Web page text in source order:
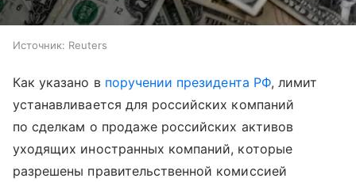
Источник: Reuters
Как указано в поручении президента РФ, лимит
устанавливается для российских компаний
по сделкам о продаже российских активов
уходящих иностранных компаний, которые
разрешены правительственной комиссией